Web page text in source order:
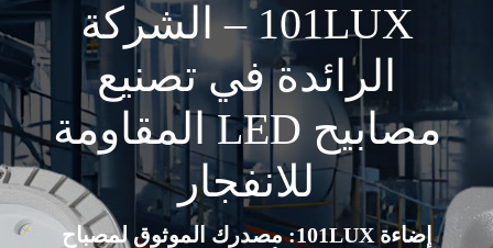
101LUX – الشركة
الرائدة في تصنيع
مصابيح LED المقاومة
للانفجار
إضاءة 101LUX: مصدرك الموثوق لمصباح